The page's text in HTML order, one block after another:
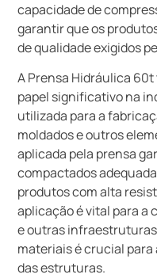
capacidade de
garantir que os
de qualidade exigidos
A Prensa Hidráulica
papel significativo na
utilizada para a
moldados e outros
aplicada pela prensa
compactados
produtos com alta
aplicação é vital para a
e outras
materiais é crucial
das estruturas.